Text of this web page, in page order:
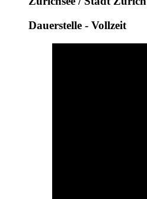
Dauerstelle - Vollzeit